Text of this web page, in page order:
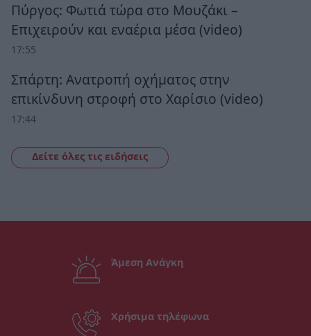
Πύργος: Φωτιά τώρα στο Μουζάκι –
Επιχειρούν και εναέρια μέσα (video)
17:55
Σπάρτη: Ανατροπή οχήματος στην
επικίνδυνη στροφή στο Χαρίσιο (video)
17:44
Δείτε όλες τις ειδήσεις
Άμεση Ανάγκη
Χρήσιμα τηλέφωνα